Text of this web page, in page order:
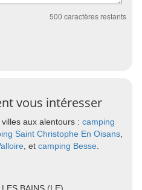
500 caractères restants
vous intéresser
aux alentours : camping
Saint Christophe En Oisans
, et camping Besse